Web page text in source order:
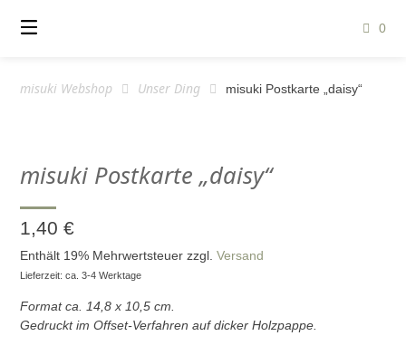
zum
0
misuki Webshop Unser Ding misuki Postkarte „daisy“
misuki Postkarte „daisy“
1,40€
Enthält 19% Mehrwertsteuer zzgl.Versand
Lieferzeit: ca. 3-4 Werktage
Format ca. 14,8 x 10,5 cm.
Gedruckt im Offset-Verfahren auf dicker Holzpappe.